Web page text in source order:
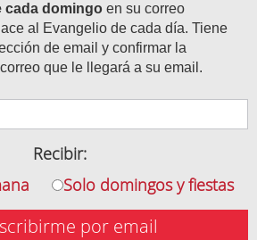
cada domingo en su correo
al Evangelio de cada día. Tiene
de email y confirmar la
que le llegará a su email.
Recibir:
Solo domingos y fiestas
por email